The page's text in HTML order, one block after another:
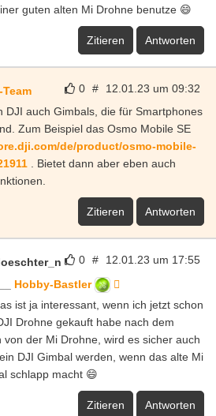
guten alten Mi Drohne benutze 😄
Zitieren Antworten
0 # 12.01.23 um 09:32
Team
DJI auch Gimbals, die für Smartphones
Zum Beispiel das Osmo Mobile SE
de/product/osmo-mobile-
. Bietet dann aber eben auch
Zitieren Antworten
0 # 12.01.23 um 17:55
Hobby-Bastler
ist ja interessant, wenn ich jetzt schon
Drohne gekauft habe nach dem
von der Mi Drohne, wird es sicher auch
DJI Gimbal werden, wenn das alte Mi
schlapp macht 😄
Zitieren Antworten